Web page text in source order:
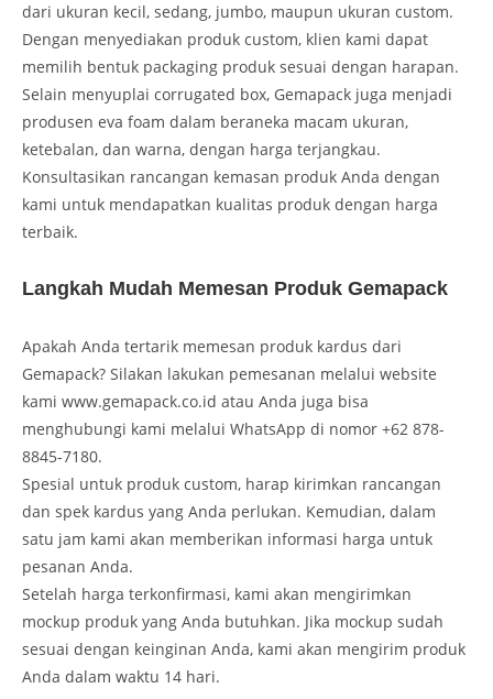
dari ukuran kecil, sedang, jumbo, maupun ukuran custom.
Dengan menyediakan produk custom, klien kami dapat
memilih bentuk packaging produk sesuai dengan harapan.
Selain menyuplai corrugated box, Gemapack juga menjadi
produsen eva foam dalam beraneka macam ukuran,
ketebalan, dan warna, dengan harga terjangkau.
Konsultasikan rancangan kemasan produk Anda dengan
kami untuk mendapatkan kualitas produk dengan harga
terbaik.
Langkah Mudah Memesan Produk Gemapack
Apakah Anda tertarik memesan produk kardus dari
Gemapack? Silakan lakukan pemesanan melalui website
kami www.gemapack.co.id atau Anda juga bisa
menghubungi kami melalui WhatsApp di nomor +62 878-
8845-7180.
Spesial untuk produk custom, harap kirimkan rancangan
dan spek kardus yang Anda perlukan. Kemudian, dalam
satu jam kami akan memberikan informasi harga untuk
pesanan Anda.
Setelah harga terkonfirmasi, kami akan mengirimkan
mockup produk yang Anda butuhkan. Jika mockup sudah
sesuai dengan keinginan Anda, kami akan mengirim produk
Anda dalam waktu 14 hari.